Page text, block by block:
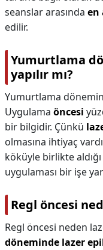
seanslar arasında en
edilir.
Yumurtlama
yapılır mı?
Yumurtlama
Uygulama öncesi
bir bilgidir. Çünkü
olmasına ihtiyaç
köküyle birlikte
uygulaması bir işe
Regl öncesi
Regl öncesi neden
döneminde lazer